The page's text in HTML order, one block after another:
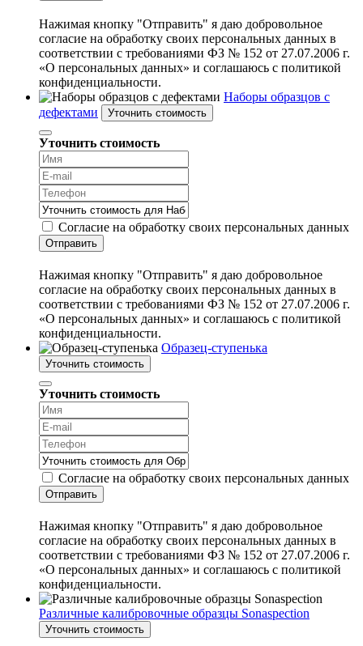
Нажимая кнопку "Отправить" я даю добровольное
согласие на обработку своих персональных данных в
соответствии с требованиями ФЗ № 152 от 27.07.2006 г.
«О персональных данных» и соглашаюсь с политикой
конфиденциальности.
Наборы образцов с
дефектами
Уточнить стоимость
Уточнить стоимость
Согласие на обработку своих персональных данных
Отправить
Нажимая кнопку "Отправить" я даю добровольное
согласие на обработку своих персональных данных в
соответствии с требованиями ФЗ № 152 от 27.07.2006 г.
«О персональных данных» и соглашаюсь с политикой
конфиденциальности.
Образец-ступенька
Уточнить стоимость
Уточнить стоимость
Согласие на обработку своих персональных данных
Отправить
Нажимая кнопку "Отправить" я даю добровольное
согласие на обработку своих персональных данных в
соответствии с требованиями ФЗ № 152 от 27.07.2006 г.
«О персональных данных» и соглашаюсь с политикой
конфиденциальности.
Различные калибровочные образцы Sonaspection
Уточнить стоимость